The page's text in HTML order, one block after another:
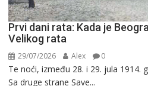
Prvi dani rata: Kada je
Velikog rata
29/07/2026 Alex 0
Te noći, između 28. i 29. jula 1914.
Sa druge strane Save...